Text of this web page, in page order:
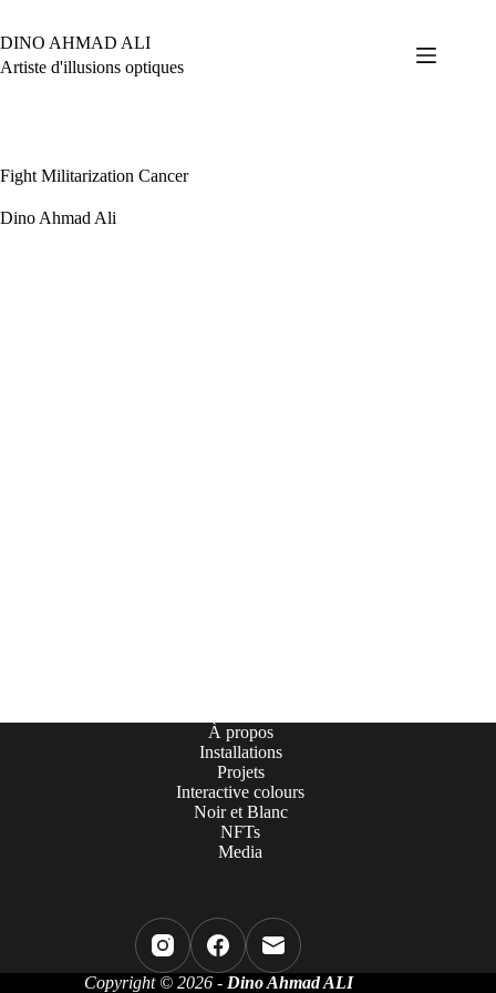
contenu
DINO AHMAD ALI
Artiste d'illusions optiques
Fight Militarization Cancer
Dino Ahmad Ali
À propos
Installations
Projets
Interactive colours
Noir et Blanc
NFTs
Media
Copyright © 2026 - Dino Ahmad ALI